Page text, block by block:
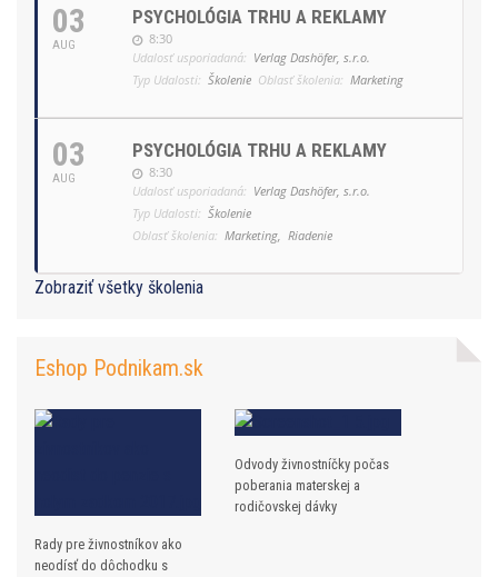
03
AUG
PSYCHOLÓGIA TRHU A REKLAMY
8:30
Udalosť usporiadaná: Verlag Dashöfer, s.r.o.
Typ Udalosti: Školenie Oblasť školenia: Marketing
03
AUG
PSYCHOLÓGIA TRHU A REKLAMY
8:30
Udalosť usporiadaná: Verlag Dashöfer, s.r.o.
Typ Udalosti: Školenie
Oblasť školenia: Marketing, Riadenie
Zobraziť všetky školenia
Eshop Podnikam.sk
Rady pre živnostníkov ako
neodísť do dôchodku s
Odvody živnostníčky počas
poberania materskej a
rodičovskej dávky